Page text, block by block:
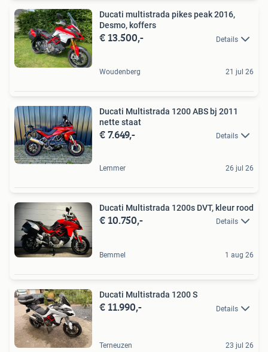
Ducati multistrada pikes peak 2016,
Desmo, koffers
€ 13.500,- Details
Woudenberg 21 jul 26
Ducati Multistrada 1200 ABS bj 2011
nette staat
€ 7.649,- Details
Lemmer 26 jul 26
Ducati Multistrada 1200s DVT, kleur rood
€ 10.750,- Details
Bemmel 1 aug 26
Ducati Multistrada 1200 S
€ 11.990,- Details
Terneuzen 23 jul 26